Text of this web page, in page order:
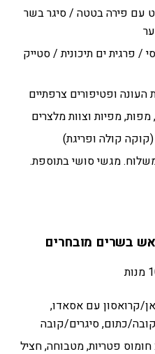
עם פירה בטטה / סיגר בשר
/ פרגית ים תיכונית / סטייק
העונה ופטיפורים צרפתיים
מפיות וצוות מלצרים
קולה ופריגת)
מגשי סושי בתוספת.
באן/קרואסון עם אסאדו,
כתום, סיגרים/קובה
(10 סוגים): חומוס פטריות, מטבוחה, חציל